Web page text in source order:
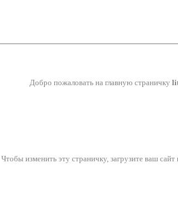
Добро пожаловать на главную страничку
Чтобы изменить эту страничку, загрузите ваш